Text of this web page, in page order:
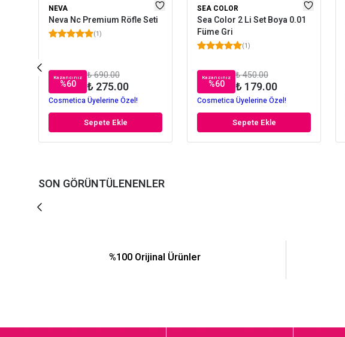
NEVA
Neva Nc Premium Röfle Seti
(1)
Kazancınız
%60
₺ 690.00
₺ 275.00
Cosmetica Üyelerine Özel!
Sepete Ekle
SEA COLOR
Sea Color 2 Li Set Boya 0.01
Füme Gri
(1)
Kazancınız
%60
₺ 450.00
₺ 179.00
Cosmetica Üyelerine Özel!
Sepete Ekle
SON GÖRÜNTÜLENENLER
%100 Orijinal Ürünler